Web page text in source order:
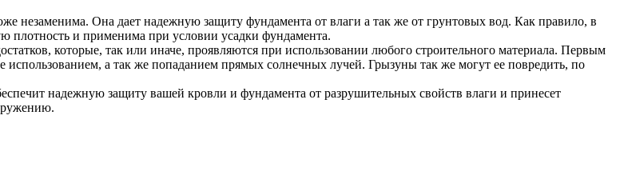
незаменима. Она дает надежную защиту фундамента от влаги а так же от грунтовых вод. Как правило, в
плотность и применима при условии усадки фундамента.
которые, так или иначе, проявляются при использовании любого строительного материала. Первым
использованием, а так же попаданием прямых солнечных лучей. Грызуны так же могут ее повредить, по
надежную защиту вашей кровли и фундамента от разрушительных свойств влаги и принесет